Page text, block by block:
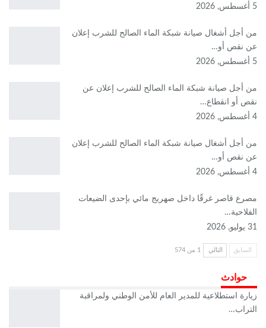
5 أغسطس, 2026
من أجل أشغال صيانة شبكة الماء الصالح للشرب إعلان
عن نقص أو…
5 أغسطس, 2026
من أجل صيانة شبكة الماء الصالح للشرب إعلان عن
نقص أو انقطاع…
4 أغسطس, 2026
من أجل أشغال صيانة شبكة الماء الصالح للشرب إعلان
عن نقص أو…
4 أغسطس, 2026
مصرع قاصر غرقًا داخل صهريج مائي بإحدى الضيعات
الفلاحية…
31 يوليو, 2026
السابق التالي 1 من 574
حوادث
زيارة استطلاعية للمدير العام للأمن الوطني ولمراقبة
التراب…